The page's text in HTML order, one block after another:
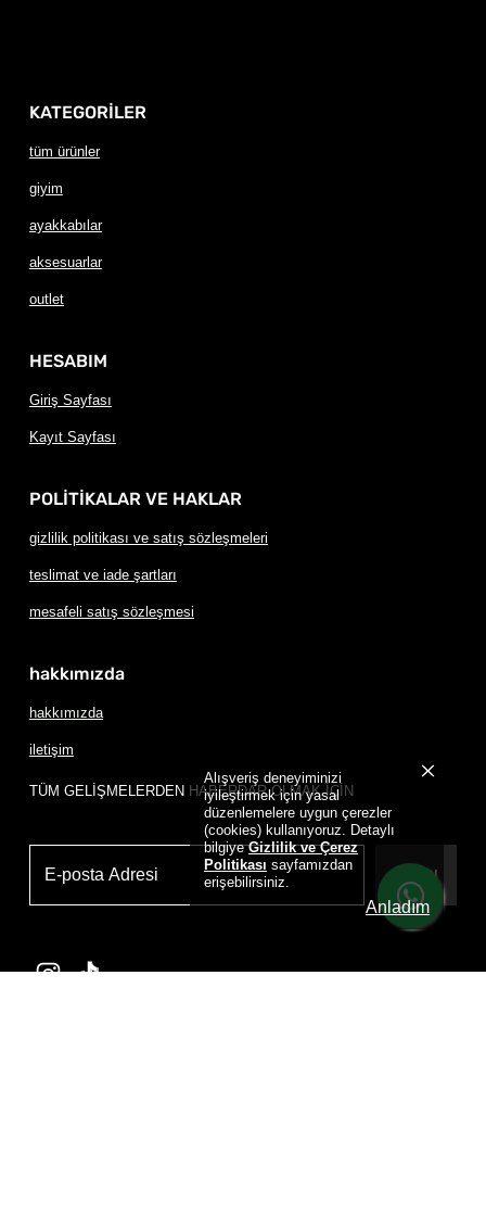
Alışveriş deneyiminizi
iyileştirmek için yasal
düzenlemelere uygun çerezler
(cookies) kullanıyoruz. Detaylı
bilgiyeGizlilik ve Çerez
Politikası sayfamızdan
erişebilirsiniz.
Anladım
KATEGORİLER
tüm ürünler
giyim
ayakkabılar
aksesuarlar
outlet
HESABIM
Giriş Sayfası
Kayıt Sayfası
POLİTİKALAR VE HAKLAR
gizlilik politikası ve satış sözleşmeleri
teslimat ve iade şartları
mesafeli satış sözleşmesi
hakkımızda
hakkımızda
iletişim
TÜM GELİŞMELERDEN HABERDAR OLMAK İÇİN
Üye Ol